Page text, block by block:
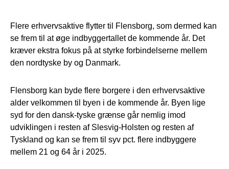
Flere erhvervsaktive flytter til Flensborg, som dermed kan
se frem til at øge indbyggertallet de kommende år. Det
kræver ekstra fokus på at styrke forbindelserne mellem
den nordtyske by og Danmark.
Flensborg kan byde flere borgere i den erhvervsaktive
alder velkommen til byen i de kommende år. Byen lige
syd for den dansk-tyske grænse går nemlig imod
udviklingen i resten af Slesvig-Holsten og resten af
Tyskland og kan se frem til syv pct. flere indbyggere
mellem 21 og 64 år i 2025.